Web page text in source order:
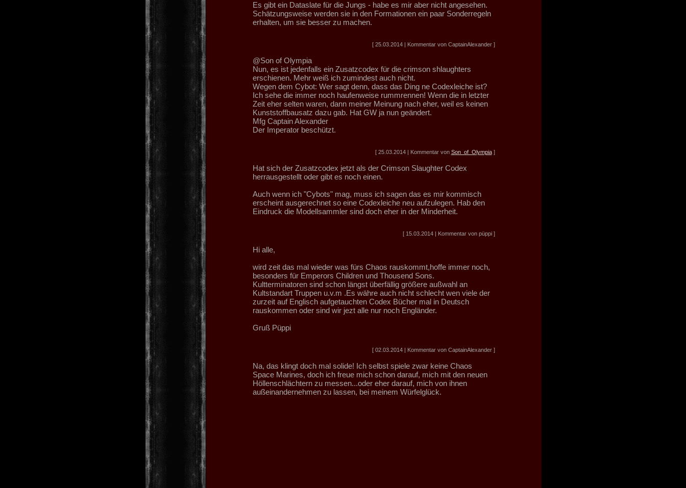
Es gibt ein Dataslate für die Jungs - habe es mir aber nicht angesehen.
Schätzungsweise werden sie in den Formationen ein paar Sonderregeln
erhalten, um sie besser zu machen.
[ 25.03.2014 | Kommentar von CaptainAlexander ]
@Son of Olympia
Nun, es ist jedenfalls ein Zusatzcodex für die crimson shlaughters
erschienen. Mehr weiß ich zumindest auch nicht.
Wegen dem Cybot: Wer sagt denn, dass das Ding ne Codexleiche ist?
Ich sehe die immer noch haufenweise rummrennen! Wenn die in letzter
Zeit eher selten waren, dann meiner Meinung nach eher, weil es keinen
Kunststoffbausatz dazu gab. Hat GW ja nun geändert.
Mfg Captain Alexander
Der Imperator beschützt.
[ 25.03.2014 | Kommentar von Son_of_Olympia]
Hat sich der Zusatzcodex jetzt als der Crimson Slaughter Codex
herrausgestellt oder gibt es noch einen.
Auch wenn ich "Cybots" mag, muss ich sagen das es mir kommisch
erscheint ausgerechnet so eine Codexleiche neu aufzulegen. Hab den
Eindruck die Modellsammler sind doch eher in der Minderheit.
[ 15.03.2014 | Kommentar von püppi ]
Hi alle,
wird zeit das mal wieder was fürs Chaos rauskommt,hoffe immer noch,
besonders für Emperors Children und Thousend Sons.
Kultterminatoren sind schon längst überfällig größere außwahl an
Kultstandart Truppen u.v.m .Es währe auch nicht schlecht wen viele der
zurzeit auf Englisch aufgetauchten Codex Bücher mal in Deutsch
rauskommen oder sind wir jezt alle nur noch Engländer.
Gruß Püppi
[ 02.03.2014 | Kommentar von CaptainAlexander ]
Na, das klingt doch mal solide! Ich selbst spiele zwar keine Chaos
Space Marines, doch ich freue mich schon darauf, mich mit den neuen
Höllenschlächtern zu messen...oder eher darauf, mich von ihnen
außeinandernehmen zu lassen, bei meinem Würfelglück.